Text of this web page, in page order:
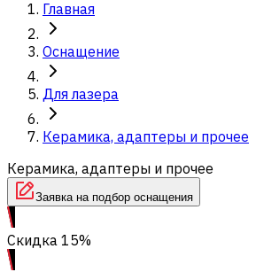
Главная
Оснащение
Для лазера
Керамика, адаптеры и прочее
Керамика, адаптеры и прочее
Заявка на подбор оснащения
Скидка 15%